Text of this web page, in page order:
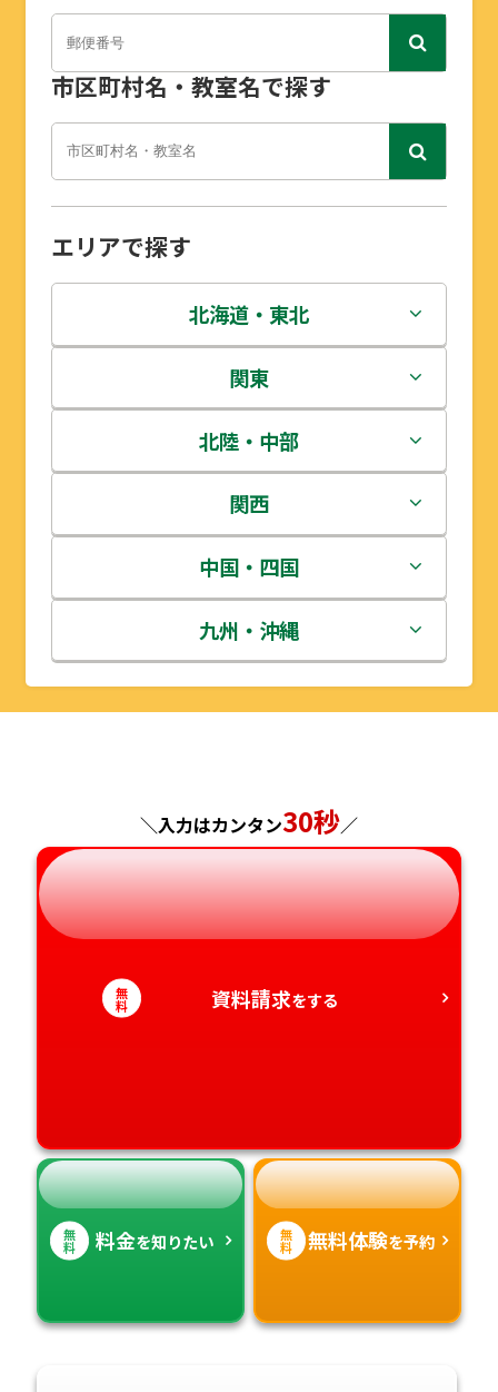
市区町村名・教室名で探す
エリアで探す
北海道・東北
北海道
青森県
岩手県
宮城県
秋田県
山形県
関東
茨城県
栃木県
群馬県
埼玉県
千葉県
神奈川県
北陸・中部
新潟県
富山県
石川県
福井県
長野県
岐阜県
静岡県
愛知県
関西
三重県
滋賀県
京都府
兵庫県
奈良県
和歌山県
中国・四国
鳥取県
島根県
広島県
山口県
徳島県
香川県
九州・沖縄
福岡県
長崎県
熊本県
大分県
宮崎県
＼入力はカンタン30秒／
無
料 資料請求をする
無
料 料金を知りたい 無
料 無料体験を予約